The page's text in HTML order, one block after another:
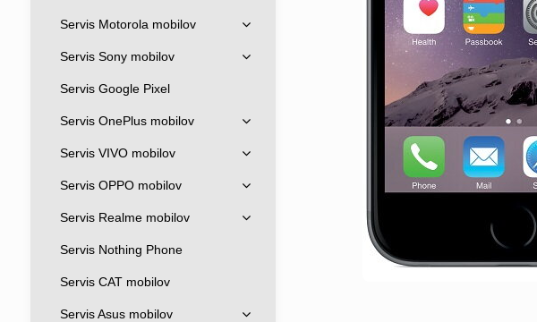
Servis Motorola mobilov
Servis Sony mobilov
Servis Google Pixel
Servis OnePlus mobilov
Servis VIVO mobilov
Servis OPPO mobilov
Servis Realme mobilov
Servis Nothing Phone
Servis CAT mobilov
Servis Asus mobilov